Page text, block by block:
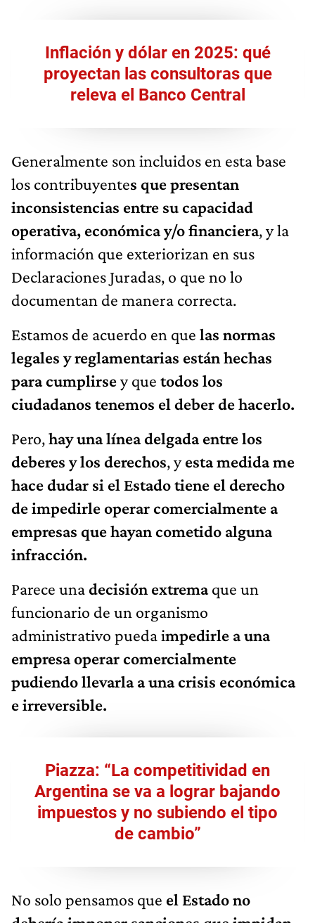
Inflación y dólar en 2025: qué
proyectan las consultoras que
releva el Banco Central
Generalmente son incluidos en esta base
los contribuyentes que presentan
inconsistencias entre su capacidad
operativa, económica y/o financiera, y la
información que exteriorizan en sus
Declaraciones Juradas, o que no lo
documentan de manera correcta.
Estamos de acuerdo en que las normas
legales y reglamentarias están hechas
para cumplirsey que todos los
ciudadanos tenemos el deber de hacerlo.
Pero,hay una línea delgada entre los
deberes y los derechos, yesta medida me
hace dudar si el Estado tiene el derecho
de impedirle operar comercialmente a
empresas que hayan cometido alguna
infracción.
Parece unadecisión extremaque un
funcionario de un organismo
administrativo pueda impedirle a una
empresa operar comercialmente
pudiendo llevarla a una crisis económica
e irreversible.
Piazza: “La competitividad en
Argentina se va a lograr bajando
impuestos y no subiendo el tipo
de cambio”
No solo pensamos que el Estado no